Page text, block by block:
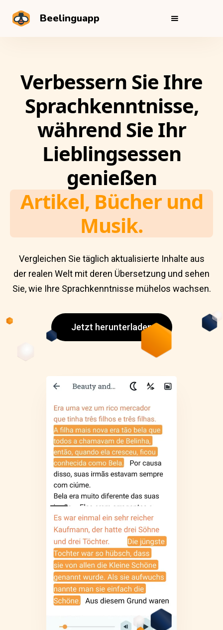
Beelinguapp
Verbessern Sie Ihre
Sprachkenntnisse,
während Sie Ihr
Lieblingsessen
genießen
Artikel, Bücher und
Musik.
Vergleichen Sie täglich aktualisierte Inhalte aus
der realen Welt mit deren Übersetzung und sehen
Sie, wie Ihre Sprachkenntnisse mühelos wachsen.
Jetzt herunterladen